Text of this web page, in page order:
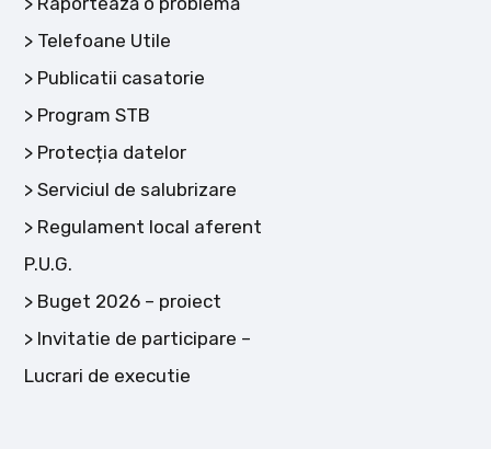
Telefoane Utile
Publicatii casatorie
Program STB
Protecția datelor
Serviciul de salubrizare
Regulament local aferent
P.U.G.
Buget 2026 – proiect
Invitatie de participare –
Lucrari de executie